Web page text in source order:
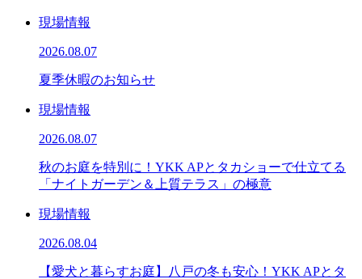
現場情報
2026.08.07
夏季休暇のお知らせ
現場情報
2026.08.07
秋のお庭を特別に！YKK APとタカショーで仕立てる
「ナイトガーデン＆上質テラス」の極意
現場情報
2026.08.04
【愛犬と暮らすお庭】八戸の冬も安心！YKK APとタ